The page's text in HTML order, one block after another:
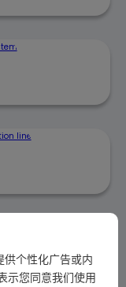
个性化广告或内
示您同意我们使用